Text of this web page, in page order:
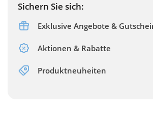
Sichern Sie sich:
Exklusive Angebote &
Aktionen & Rabatte
Produktneuheiten